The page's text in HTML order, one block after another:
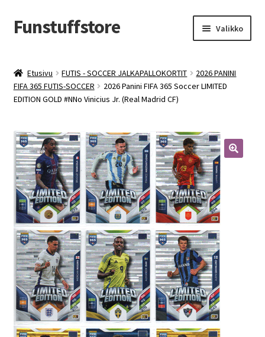
Siirry
navigointiin
Siirry
sisältöön
Funstuffstore Valikko
Etusivu FUTIS - SOCCER JALKAPALLOKORTIT
2026 PANINI
FIFA 365 FUTIS-SOCCER
2026 Panini FIFA 365 Soccer LIMITED
EDITION GOLD #NNo Vinicius Jr. (Real Madrid CF)